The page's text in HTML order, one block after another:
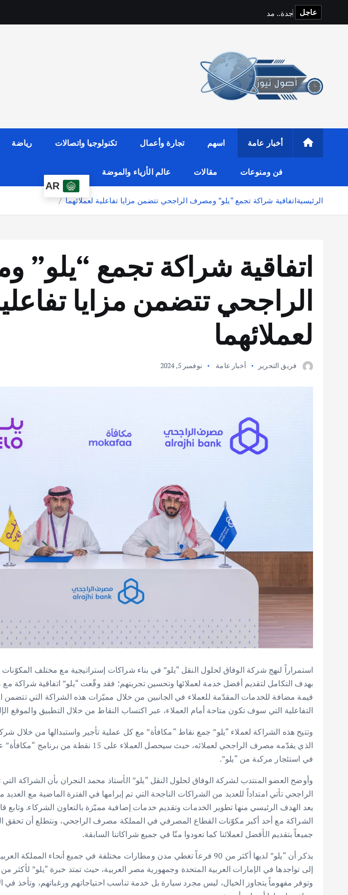
ى
عاجل جدة.
. مد
أخبار عامة اسهم تجارة وأعمال تكنولوجيا واتصالات رياضة
فن ومنوعات مقالات
عالم الأزياء والموضة
AR
الرئيسيةاتفاقية شراكة تجمع “يلو” ومصرف الراجحي تتضمن مزايا تفاعلية لعملائهما
اتفاقية شراكة تجمع
الراجحي تتضمن مزايا
لعملائهما
فريق التحرير أخبار عامة نوفمبر 5, 2024
استمراراً لنهج شركة الوفاق لحلول النقل “يلو” في بناء شراكات إستراتيجية مع مختلف
بهدف التكامل لتقديم أفضل خدمة لعملائها وتحسين تجربتهم؛ فقد وقّعت “يلو” اتفاقية شراكة
قيمة مضافة للخدمات المقدّمة للعملاء في الجانبين من خلال مميّزات هذه الشراكة التي تتضمن
التفاعلية التي سوف تكون متاحة أمام العملاء، عبر اكتساب النقاط من خلال التطبيق والموقع
وتتيح هذه الشراكة لعملاء “يلو” جمع نقاط “مكافأة” مع كل عملية تأجير واستبدالها من خلال
الذي يقدّمه مصرف الراجحي لعملائه، حيث سيحصل العملاء
في استئجار مركبة من “يلو”.
وأوضح العضو المنتدب لشركة الوفاق لحلول النقل “يلو” الأستاذ محمد النجران بأن الشراكة
الراجحي تأتي امتداداً للعديد من الشراكات الناجحة التي تم إبرامها في الفترة الماضية مع العديد
يعد الهدف الرئيسي منها تطوير الخدمات وتقديم خدمات إضافية مميّزة بالتعاون الشركاء. وتابع
الشراكة مع أحد أكبر مكوّنات القطاع المصرفي في المملكة مصرف الراجحي، ونتطلع أن تحقق
جميعاً بتقديم الأفضل لعملائنا كما تعودوا منّا في جميع شراكاتنا السابقة.
يذكر أن “يلو” لديها أكثر من 90 فرعاً تغطي مدن ومطارات مختلفة في جميع أنحاء المملكة
وتوفر مفهوماً يتجاوز الخيال، ليس مجرد سيارة بل خدمة تناسب احتياجاتهم ورغباتهم، وتأخذ